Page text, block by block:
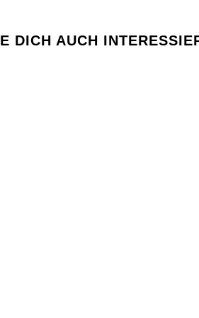
DICH AUCH